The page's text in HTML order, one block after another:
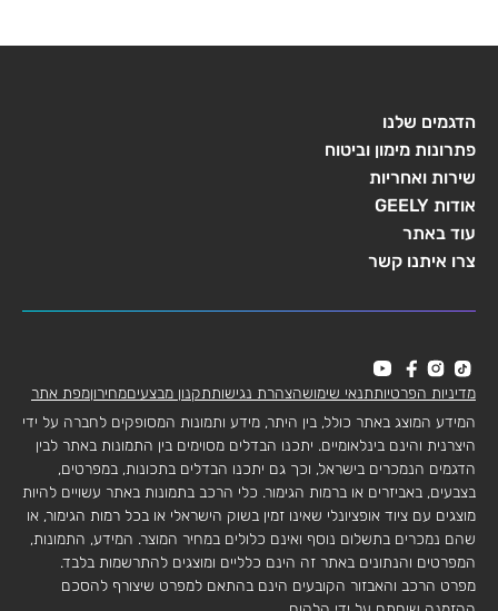
הדגמים שלנו
פתרונות מימון וביטוח
שירות ואחריות
אודות GEELY
עוד באתר
צרו איתנו קשר
מדיניות הפרטיותתנאי שימושהצהרת נגישותתקנון מבצעיםמחירוןמפת אתר
המידע המוצג באתר כולל, בין היתר, מידע ותמונות המסופקים לחברה על ידי
היצרנית והינם בינלאומיים. יתכנו הבדלים מסוימים בין התמונות באתר לבין
הדגמים הנמכרים בישראל, וכך גם יתכנו הבדלים בתכונות, במפרטים,
בצבעים, באביזרים או ברמות הגימור. כלי הרכב בתמונות באתר עשויים להיות
מוצגים עם ציוד אופציונלי שאינו זמין בשוק הישראלי או בכל רמות הגימור, או
שהם נמכרים בתשלום נוסף ואינם כלולים במחיר המוצר. המידע, התמונות,
המפרטים והנתונים באתר זה הינם כלליים ומוצגים להתרשמות בלבד.
מפרט הרכב והאבזור הקובעים הינם בהתאם למפרט שיצורף להסכם